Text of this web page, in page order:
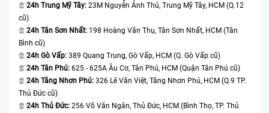
24h Trung Mỹ Tây: 23M Nguyễn Ảnh Thủ, Trung Mỹ Tây, HCM (Q.12
cũ)
24h Tân Sơn Nhất: 198 Hoàng Văn Thụ, Tân Sơn Nhất, HCM (Tân
Bình cũ)
24h Gò Vấp: 389 Quang Trung, Gò Vấp, HCM (Q. Gò Vấp cũ)
24h Tân Phú: 625 - 625A Âu Cơ, Tân Phú, HCM (Quận Tân Phú cũ)
24h Tăng Nhơn Phú: 326 Lê Văn Việt, Tăng Nhơn Phú, HCM (Q.9 TP.
Thủ Đức cũ)
24h Thủ Đức: 256 Võ Văn Ngân, Thủ Đức, HCM (Bình Thọ, TP. Thủ